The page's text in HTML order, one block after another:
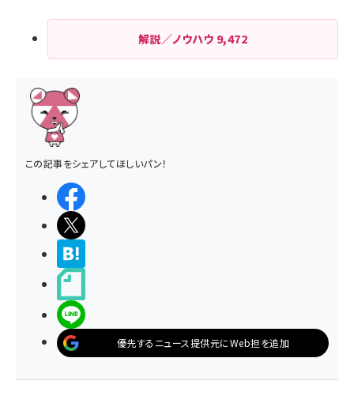
解説／ノウハウ 9,472
この記事をシェアしてほしいパン！
優先するニュース提供元にWeb担を追加